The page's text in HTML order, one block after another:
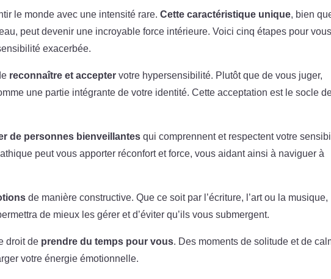
le monde avec une intensité rare.Cette caractéristique unique, bien
peut devenir une incroyable force intérieure. Voici cinq étapes pour vous
exacerbée.
reconnaître et accepter votre hypersensibilité. Plutôt que de vous juger,
une partie intégrante de votre identité. Cette acceptation est le socle
de personnes bienveillantes qui comprennent et respectent votre
peut vous apporter réconfort et force, vous aidant ainsi à naviguer à
de manière constructive. Que ce soit par l’écriture, l’art ou la musique,
de mieux les gérer et d’éviter qu’ils vous submergent.
droit de prendre du temps pour vous. Des moments de solitude et de
votre énergie émotionnelle.